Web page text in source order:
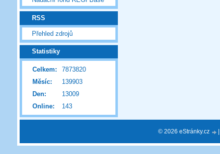
RSS
Přehled zdrojů
Statistiky
Online: 143
Celkem:
7873820
Měsíc:
139903
Den:
13009
© 2026 eStránky.cz